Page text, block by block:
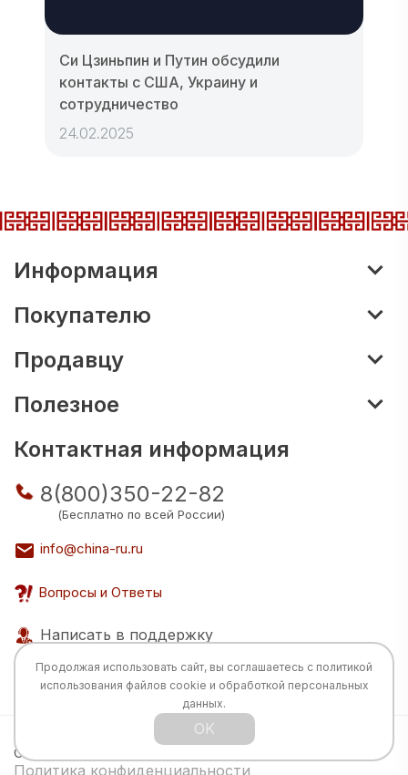
Си Цзиньпин и Путин обсудили
контакты с США, Украину и
сотрудничество
24.02.2025
Информация
Покупателю
Продавцу
Полезное
Контактная информация
8(800)350-22-82
(Бесплатно по всей России)
info@china-ru.ru
Вопросы и Ответы
Написать в поддержку
Все права защищены © 2026 Разработка:
China
Политика конфиденциальности
Продолжая использовать сайт, вы соглашаетесь с политикой
использования файлов cookie и обработкой персональных
данных.
OK